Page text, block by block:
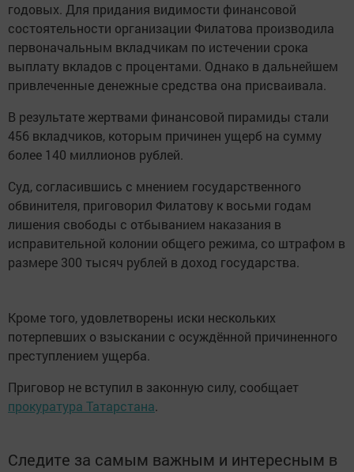
годовых. Для придания видимости финансовой
состоятельности организации Филатова производила
первоначальным вкладчикам по истечении срока
выплату вкладов с процентами. Однако в дальнейшем
привлеченные денежные средства она присваивала.
В результате жертвами финансовой пирамиды стали
456 вкладчиков, которым причинен ущерб на сумму
более 140 миллионов рублей.
Суд, согласившись с мнением государственного
обвинителя, приговорил Филатову к восьми годам
лишения свободы с отбыванием наказания в
исправительной колонии общего режима, со штрафом в
размере 300 тысяч рублей в доход государства.
Кроме того, удовлетворены иски нескольких
потерпевших о взыскании с осуждённой причиненного
преступлением ущерба.
Приговор не вступил в законную силу, сообщает
прокуратура Татарстана.
Следите за самым важным и интересным в